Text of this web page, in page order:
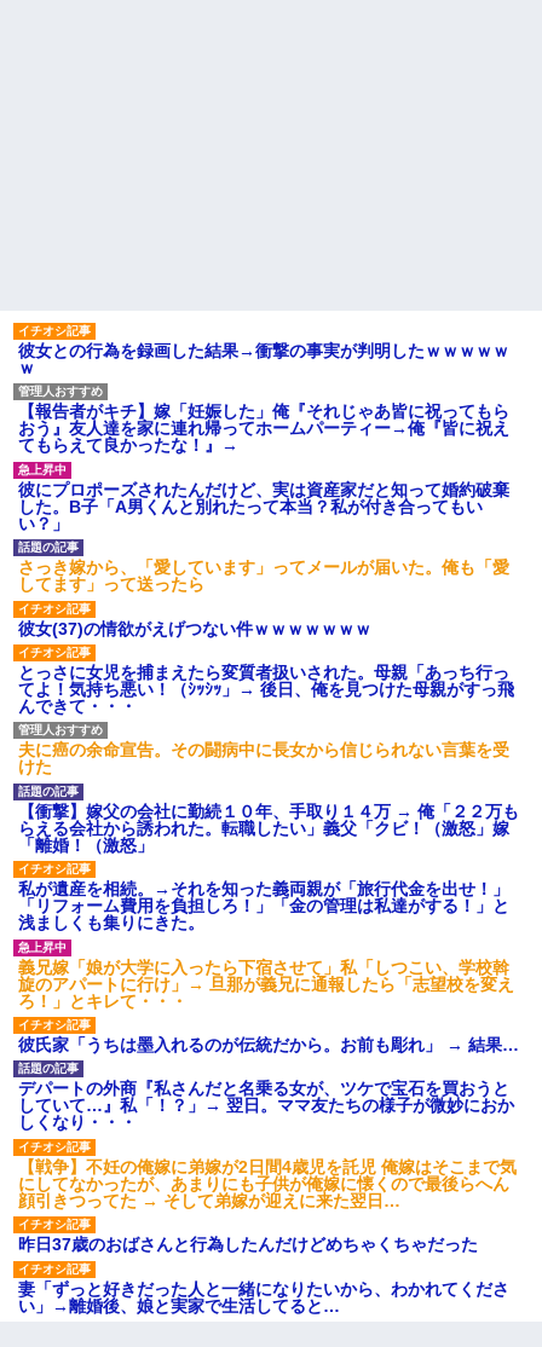
彼女との行為を録画した結果→衝撃の事実が判明したｗｗｗｗｗ
ｗ
【報告者がキチ】嫁「妊娠した」俺『それじゃあ皆に祝ってもら
おう』友人達を家に連れ帰ってホームパーティー→俺『皆に祝え
てもらえて良かったな！』→
彼にプロポーズされたんだけど、実は資産家だと知って婚約破棄
した。B子「A男くんと別れたって本当？私が付き合ってもい
い？」
さっき嫁から、「愛しています」ってメールが届いた。俺も「愛
してます」って送ったら
彼女(37)の情欲がえげつない件ｗｗｗｗｗｗｗ
とっさに女児を捕まえたら変質者扱いされた。母親「あっち行っ
てよ！気持ち悪い！（ｼｯｼｯ」→ 後日、俺を見つけた母親がすっ飛
んできて・・・
夫に癌の余命宣告。その闘病中に長女から信じられない言葉を受
けた
【衝撃】嫁父の会社に勤続１０年、手取り１４万 → 俺「２２万も
らえる会社から誘われた。転職したい」義父「クビ！（激怒」嫁
「離婚！（激怒」
私が遺産を相続。→それを知った義両親が「旅行代金を出せ！」
「リフォーム費用を負担しろ！」「金の管理は私達がする！」と
浅ましくも集りにきた。
義兄嫁「娘が大学に入ったら下宿させて」私「しつこい、学校斡
旋のアパートに行け」→ 旦那が義兄に通報したら「志望校を変え
ろ！」とキレて・・・
彼氏家「うちは墨入れるのが伝統だから。お前も彫れ」 → 結果…
デパートの外商『私さんだと名乗る女が、ツケで宝石を買おうと
していて…』私「！？」→ 翌日。ママ友たちの様子が微妙におか
しくなり・・・
【戦争】不妊の俺嫁に弟嫁が2日間4歳児を託児 俺嫁はそこまで気
にしてなかったが、あまりにも子供が俺嫁に懐くので最後らへん
顔引きつってた → そして弟嫁が迎えに来た翌日…
昨日37歳のおばさんと行為したんだけどめちゃくちゃだった
妻「ずっと好きだった人と一緒になりたいから、わかれてくださ
い」→離婚後、娘と実家で生活してると…